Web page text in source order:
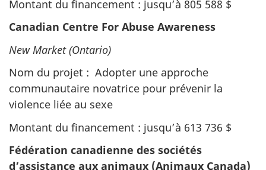
Montant du financement : jusqu’à 805 588 $
Canadian Centre For Abuse Awareness
New Market (Ontario)
Nom du projet : Adopter une approche
communautaire novatrice pour prévenir la
violence liée au sexe
Montant du financement : jusqu’à 613 736 $
Fédération canadienne des sociétés
d’assistance aux animaux (Animaux Canada)